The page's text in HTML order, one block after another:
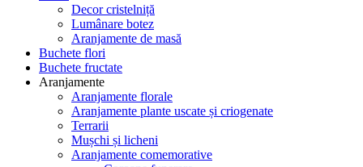
Decor cristelniță
Lumânare botez
Aranjamente de masă
Buchete flori
Buchete fructate
Aranjamente
Aranjamente florale
Aranjamente plante uscate și criogenate
Terrarii
Mușchi și licheni
Aranjamente comemorative